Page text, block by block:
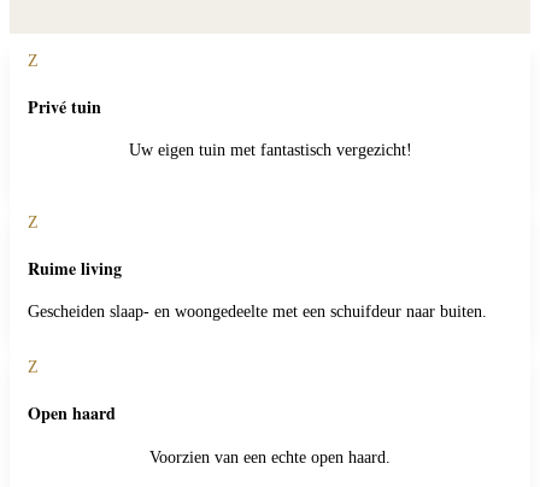
Z
Privé tuin
Uw eigen tuin met fantastisch vergezicht!
Z
Ruime living
Gescheiden slaap- en woongedeelte met een schuifdeur naar buiten.
Z
Open haard
Voorzien van een echte open haard.